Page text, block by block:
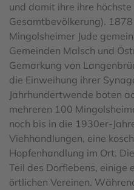
und damit ihre ihre
Gesamtbevölkerung).
Mingolsheimer Jude
Gemeinden Malsch und
Gemarkung von
die Einweihung ihrer
Jahrhundertwende boten
mehreren 100
noch bis in die 1930er-
Viehhandlungen, eine
Hopfenhandlung im Ort.
Teil des Dorflebens, einige
örtlichen Vereinen.